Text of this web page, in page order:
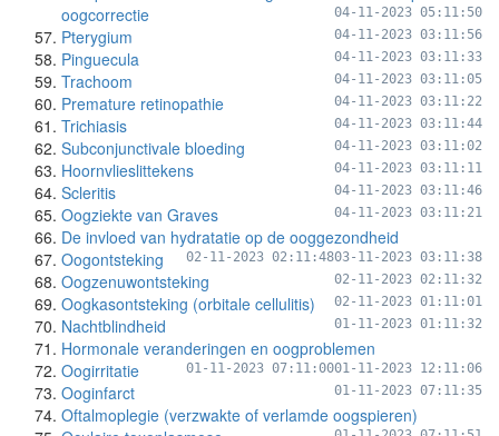
oogcorrectie
04-11-2023 05:11:50
Pterygium 04-11-2023 03:11:56
Pinguecula 04-11-2023 03:11:33
Trachoom 04-11-2023 03:11:05
Premature retinopathie 04-11-2023 03:11:22
Trichiasis 04-11-2023 03:11:44
Subconjunctivale bloeding 04-11-2023 03:11:02
Hoornvlieslittekens 04-11-2023 03:11:11
Scleritis 04-11-2023 03:11:46
Oogziekte van Graves 04-11-2023 03:11:21
De invloed van hydratatie op de ooggezondheid
03-11-2023 03:11:38
Oogontsteking 02-11-2023 02:11:48
Oogzenuwontsteking 02-11-2023 02:11:32
Oogkasontsteking (orbitale cellulitis) 02-11-2023 01:11:01
Nachtblindheid 01-11-2023 01:11:32
Hormonale veranderingen en oogproblemen
01-11-2023 12:11:06
Oogirritatie 01-11-2023 07:11:00
Ooginfarct 01-11-2023 07:11:35
Oftalmoplegie (verzwakte of verlamde oogspieren)